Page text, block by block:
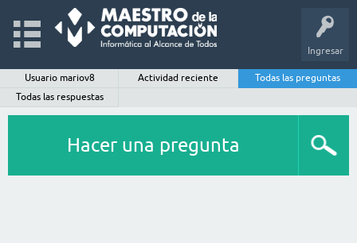
Ingresar
Usuario mariov8 Actividad reciente
Todas las preguntas
Todas las respuestas
Hacer una pregunta